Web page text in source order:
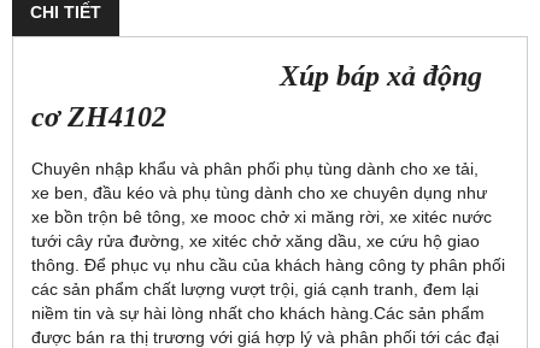
CHI TIẾT
Xúp báp xả động
cơ ZH4102
Chuyên nhập khẩu và phân phối phụ tùng dành cho xe tải,
xe ben, đầu kéo và phụ tùng dành cho xe chuyên dụng như
xe bồn trộn bê tông, xe mooc chở xi măng rời, xe xitéc nước
tưới cây rửa đường, xe xitéc chở xăng dầu, xe cứu hộ giao
thông. Để phục vụ nhu cầu của khách hàng công ty phân phối
các sản phẩm chất lượng vượt trội, giá cạnh tranh, đem lại
niềm tin và sự hài lòng nhất cho khách hàng.Các sản phẩm
được bán ra thị trương với giá hợp lý và phân phối tới các đại